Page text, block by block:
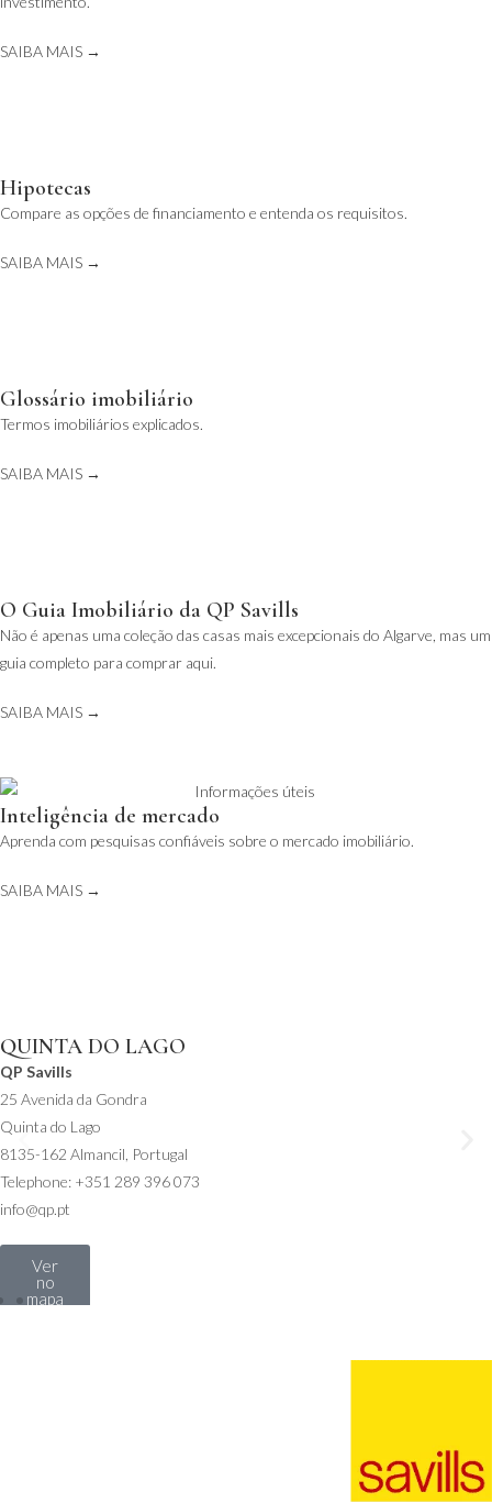
SAIBA MAIS →
Hipotecas
Compare as opções de financiamento e entenda os requisitos.
SAIBA MAIS →
Glossário imobiliário
Termos imobiliários explicados.
SAIBA MAIS →
O Guia Imobiliário da QP Savills
Não é apenas uma coleção das casas mais excepcionais do Algarve, mas um
guia completo para comprar aqui.
SAIBA MAIS →
Inteligência de mercado
Aprenda com pesquisas confiáveis sobre o mercado imobiliário.
SAIBA MAIS →
QUINTA DO LAGO
QP Savills
25 Avenida da Gondra
Quinta do Lago
8135-162 Almancil, Portugal
Telephone: +351 289 396 073
info@qp.pt
Ver
no
mapa